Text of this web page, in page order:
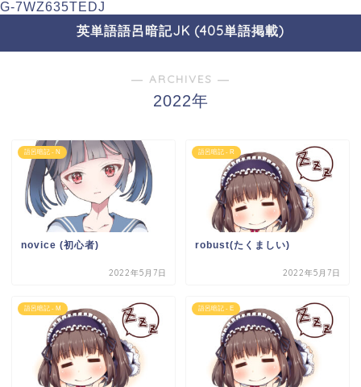
G-7WZ635TEDJ
英単語語呂暗記JK (405単語掲載)
― ARCHIVES ―
2022年
語呂暗記 - N
novice (初心者)
2022年5月7日
語呂暗記 - R
robust(たくましい)
2022年5月7日
語呂暗記 - M 語呂暗記 - E